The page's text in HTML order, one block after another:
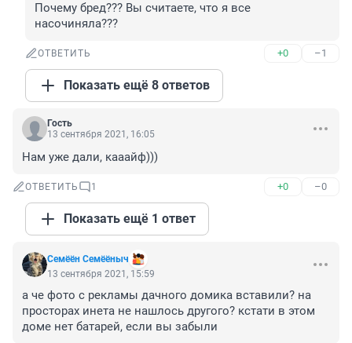
Почему бред??? Вы считаете, что я все
насочиняла???
ОТВЕТИТЬ +0 –1
Показать ещё 8 ответов
Гость
13 сентября 2021, 16:05
Нам уже дали, кааайф)))
ОТВЕТИТЬ 1 +0 –0
Показать ещё 1 ответ
Семёён Семёёныч
13 сентября 2021, 15:59
а че фото с рекламы дачного домика вставили? на
просторах инета не нашлось другого? кстати в этом
доме нет батарей, если вы забыли